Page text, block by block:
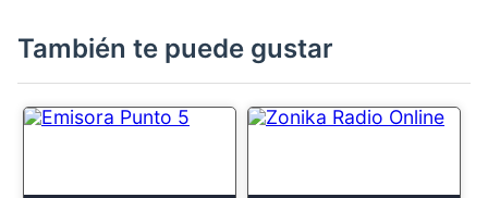
También te puede gustar